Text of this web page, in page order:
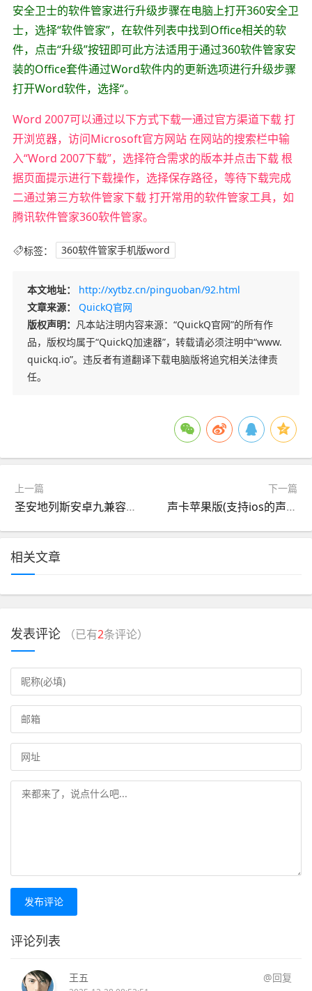
安全卫士的软件管家进行升级步骤在电脑上打开360安全卫
士，选择“软件管家”，在软件列表中找到Office相关的软
件，点击“升级”按钮即可此方法适用于通过360软件管家安
装的Office套件通过Word软件内的更新选项进行升级步骤
打开Word软件，选择“。
Word 2007可以通过以下方式下载一通过官方渠道下载 打
开浏览器，访问Microsoft官方网站 在网站的搜索栏中输
入“Word 2007下载”，选择符合需求的版本并点击下载 根
据页面提示进行下载操作，选择保存路径，等待下载完成
二通过第三方软件管家下载 打开常用的软件管家工具，如
腾讯软件管家360软件管家。
标签： 360软件管家手机版word
本文地址：
http://xytbz.cn/pinguoban/92.html
文章来源：
QuickQ官网
版权声明： 凡本站注明内容来源：“QuickQ官网”的所有作
品，版权均属于“QuickQ加速器”，转载请必须注明中“www.
quickq.io”。违反者有道翻译下载电脑版将追究相关法律责
任。
上一篇
圣安地列斯安卓九兼容版(圣安地列斯安卓9不闪退教程)
下一篇
声卡苹果版(支持ios的声卡)
相关文章
发表评论 （已有2条评论）
发布评论
评论列表
王五 @回复